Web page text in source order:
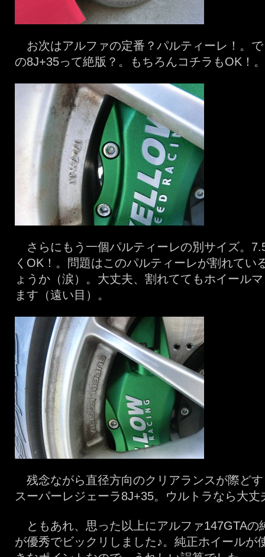
お次はアルファの定番？パルティーレ！。
の8J+35って絶版？。もちろんコチラもOK！。
さらにもう一個パルティーレの別サイズ。
くOK！。問題はこのパルティーレが割れてい
ょうか（涙）。大丈夫、割れててもホイール
ます（遠い目）。
残念ながら直径方向のクリアランスが際ど
スーパーレジェーラ8J+35。ウルトラなら大丈
ともあれ、思った以上にアルファ147GTAの
が優秀でビックリしました♪。純正ホイールが